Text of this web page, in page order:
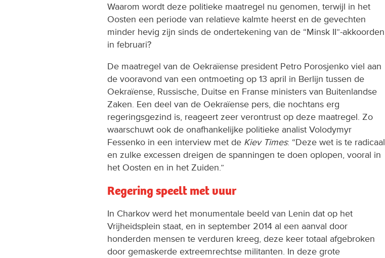
Waarom wordt deze politieke maatregel nu genomen, terwijl in het
Oosten een periode van relatieve kalmte heerst en de gevechten
minder hevig zijn sinds de ondertekening van de “Minsk II”-akkoorden
in februari?
De maatregel van de Oekraïense president Petro Porosjenko viel aan
de vooravond van een ontmoeting op 13 april in Berlijn tussen de
Oekraïense, Russische, Duitse en Franse ministers van Buitenlandse
Zaken. Een deel van de Oekraïense pers, die nochtans erg
regeringsgezind is, reageert zeer verontrust op deze maatregel. Zo
waarschuwt ook de onafhankelijke politieke analist Volodymyr
Fessenko in een interview met de Kiev Times: “Deze wet is te radicaal
en zulke excessen dreigen de spanningen te doen oplopen, vooral in
het Oosten en in het Zuiden.”
Regering speelt met vuur
In Charkov werd het monumentale beeld van Lenin dat op het
Vrijheidsplein staat, en in september 2014 al een aanval door
honderden mensen te verduren kreeg, deze keer totaal afgebroken
door gemaskerde extreemrechtse militanten. In deze grote